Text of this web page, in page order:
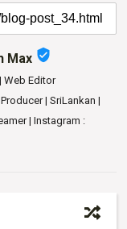
Max verified_user
Web Editor
| SriLankan |
| Instagram :